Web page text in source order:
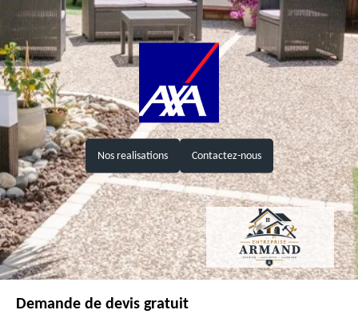
Nos realisations Contactez-nous
Demande de devis gratuit